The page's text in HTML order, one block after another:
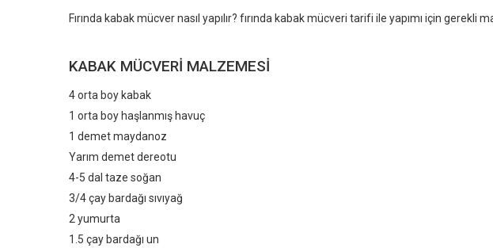
Fırında kabak mücver nasıl yapılır? fırında kabak mücveri tarifi ile yapımı için gerekli
KABAK MÜCVERI MALZEMESI
4 orta boy kabak
1 orta boy haşlanmış havuç
1 demet maydanoz
Yarım demet dereotu
4-5 dal taze soğan
3/4 çay bardağı sıvıyağ
2 yumurta
1.5 çay bardağı un